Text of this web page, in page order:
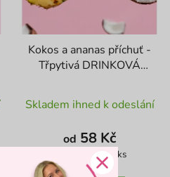
Kokos a ananas příchuť -
Třpytivá DRINKOVÁ
hodnocení
produktu
je
4,4
Skladem ihned k odeslání
od 58 Kč
cena:
od 40,35 Kč / 1 ks